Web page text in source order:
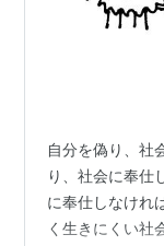
自分を偽り、社
り、社会に奉仕
に奉仕しなけれ
く生きにくい社